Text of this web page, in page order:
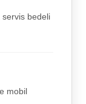
servis bedeli
mobil